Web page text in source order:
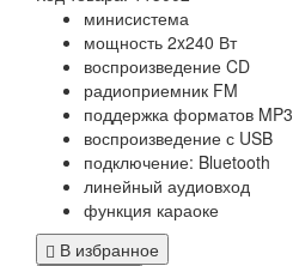
минисистема
мощность 2x240 Вт
воспроизведение CD
радиоприемник FM
поддержка форматов MP3
воспроизведение с USB
подключение: Bluetooth
линейный аудиовход
функция караоке
В избранное